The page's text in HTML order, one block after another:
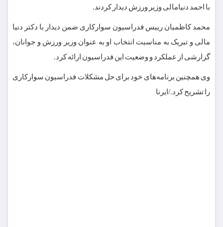
با احمد دنیامالی وزیر ورزش دیدار کردند.
محمد کاظمیان رییس فدراسیون سوارکاری ضمن دیدار با دکتر دنیا
مالی و تبریک به مناسبت انتخاب او به عنوان وزیر ورزش و جوانان،
گزارشی از عملکرد و وضعیت این فدراسیون ارائه کرد.
وی همچنین برنامه‌های خود برای حل مشکلات فدراسیون‌ سوارکاری
را تشریح کرد./ایرنا